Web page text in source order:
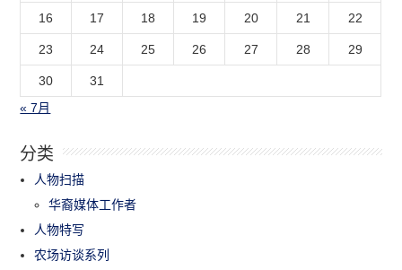
16 17 18 19 20 21 22
23 24 25 26 27 28 29
30
31
« 7月
分类
人物扫描
华裔媒体工作者
人物特写
农场访谈系列